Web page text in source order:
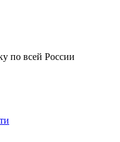
по всей России